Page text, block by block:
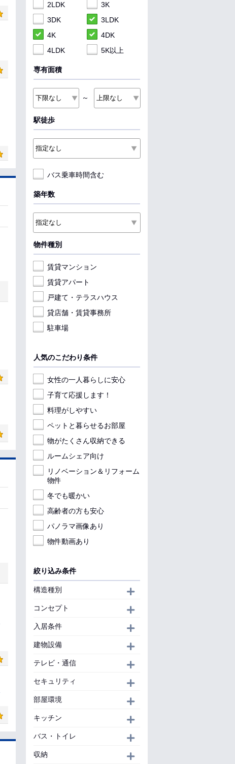
2LDK
3K
3DK
3LDK
4K
4DK
4LDK
5K以上
専有面積
～
駅徒歩
バス乗車時間含む
築年数
物件種別
賃貸マンション
賃貸アパート
戸建て・テラスハウス
貸店舗・賃貸事務所
駐車場
人気のこだわり条件
女性の一人暮らしに安心
子育て応援します！
料理がしやすい
ペットと暮らせるお部屋
物がたくさん収納できる
ルームシェア向け
リノベーション＆リフォーム
物件
冬でも暖かい
高齢者の方も安心
パノラマ画像あり
物件動画あり
絞り込み条件
構造種別
コンセプト
入居条件
建物設備
テレビ・通信
セキュリティ
部屋環境
キッチン
バス・トイレ
収納